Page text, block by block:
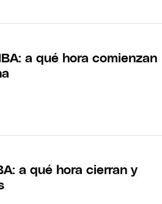
a qué hora comienzan
a qué hora cierran y